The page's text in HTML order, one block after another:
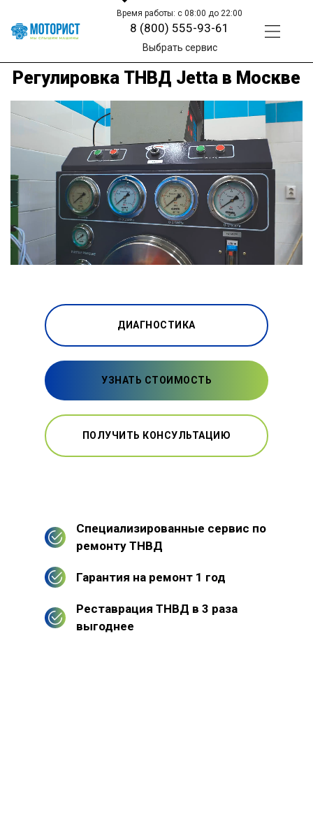
Время работы: с 08:00 до 22:00
8 (800) 555-93-61
Выбрать сервис
Регулировка ТНВД Jetta в Москве
ДИАГНОСТИКА
УЗНАТЬ СТОИМОСТЬ
ПОЛУЧИТЬ КОНСУЛЬТАЦИЮ
Специализированные сервис по
ремонту ТНВД
Гарантия на ремонт 1 год
Реставрация ТНВД в 3 раза
выгоднее